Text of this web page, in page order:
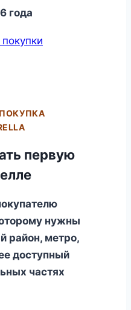
года
ПОКУПКА
первую
нужны
район, метро,
доступный
частях